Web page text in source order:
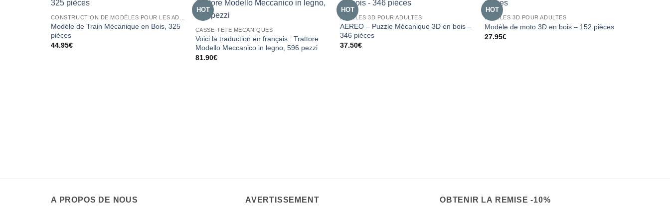
Modèle de Train Mécanique en Bois, 325
pièces
44.95€
HOT
CASSE-TÊTE MÉCANIQUES
Voici la traduction en français : Trattore
Modello Meccanico in legno, 596 pezzi
81.90€
HOT
PUZZLES 3D POUR ADULTES
AEREO – Puzzle Mécanique 3D en bois –
346 pièces
37.50€
HOT
PUZZLES 3D POUR ADULTES
Modèle de moto 3D en bois – 152 pièces
27.95€
A PROPOS DE NOUS AVERTISSEMENT OBTENIR LA REMISE -10%